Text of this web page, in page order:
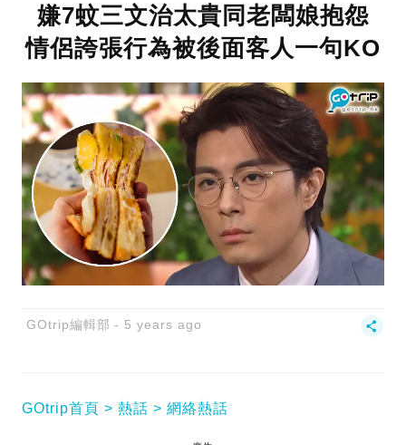
嫌7蚊三文治太貴同老闆娘抱怨
情侶誇張行為被後面客人一句KO
GOtrip編輯部 5 years ago
GOtrip首頁 熱話 網絡熱話